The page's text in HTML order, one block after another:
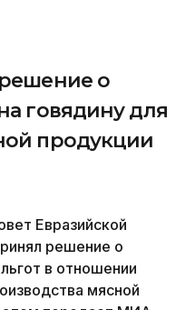
о
говядину для
продукции
Евразийской
решение о
в отношении
мясной